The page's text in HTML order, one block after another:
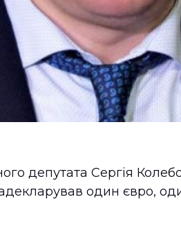
депутата Сергія
один євро,